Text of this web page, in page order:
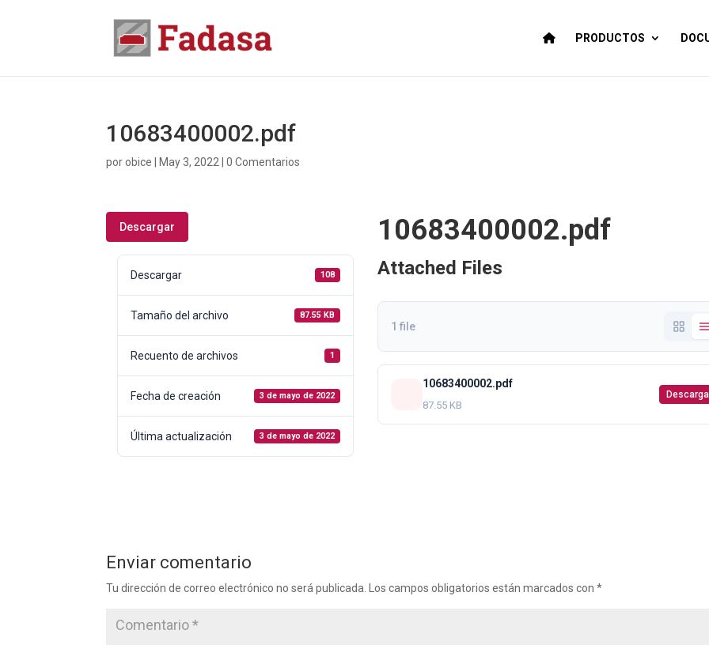
PRODUCTOS
10683400002.pdf
porobice May 3, 2022 |0 Comentarios
Descargar
Descargar 108
Tamaño del archivo 87.55 KB
Recuento de archivos 1
Fecha de creación 3 de mayo de 2022
Última actualización 3 de mayo de 2022
10683400002.pdf
Attached Files
1 file
10683400002.pdf
87.55 KB
Enviar comentario
Tu dirección de correo electrónico no será publicada. Los campos obligatorios están marcados con*